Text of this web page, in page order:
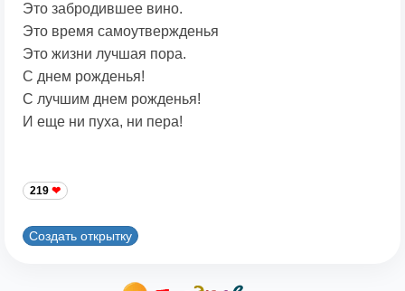
Это забродившее вино.
Это время самоутвержденья
Это жизни лучшая пора.
С днем рожденья!
С лучшим днем рожденья!
И еще ни пуха, ни пера!
219
Создать открытку